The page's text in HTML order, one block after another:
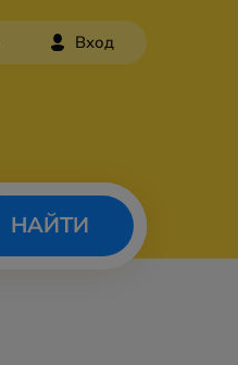
Вход
НАЙТИ